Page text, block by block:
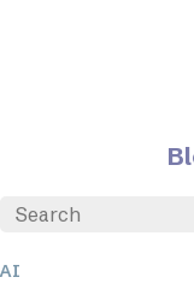
AI